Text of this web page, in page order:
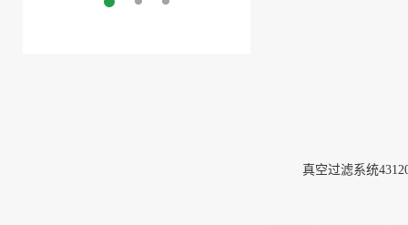
真空过滤系统